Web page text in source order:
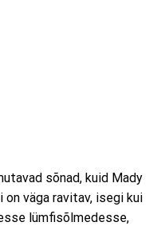
sõnad, kuid Mady
väga ravitav, isegi kui
lümfisõlmedesse,